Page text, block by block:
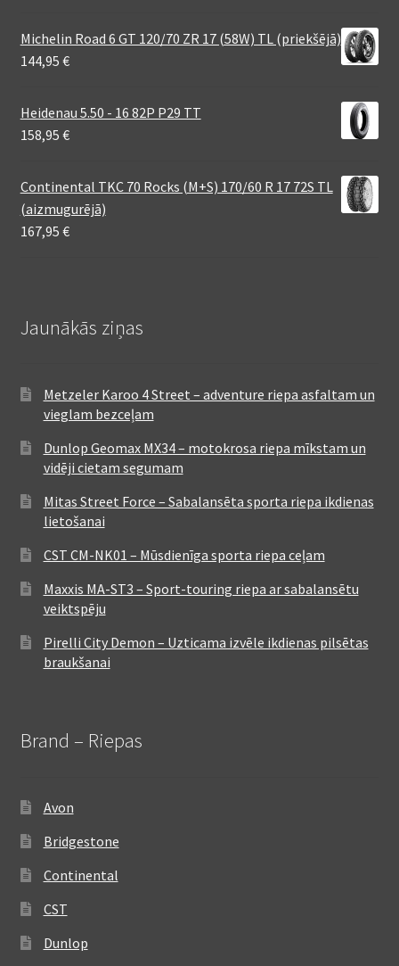
Michelin Road 6 GT 120/70 ZR 17 (58W) TL (priekšējā)
144,95 €
Heidenau 5.50 - 16 82P P29 TT
158,95 €
Continental TKC 70 Rocks (M+S) 170/60 R 17 72S TL
(aizmugurējā)
167,95 €
Jaunākās ziņas
Metzeler Karoo 4 Street – adventure riepa asfaltam un
vieglam bezceļam
Dunlop Geomax MX34 – motokrosa riepa mīkstam un
vidēji cietam segumam
Mitas Street Force – Sabalansēta sporta riepa ikdienas
lietošanai
CST CM-NK01 – Mūsdienīga sporta riepa ceļam
Maxxis MA-ST3 – Sport-touring riepa ar sabalansētu
veiktspēju
Pirelli City Demon – Uzticama izvēle ikdienas pilsētas
braukšanai
Brand – Riepas
Avon
Bridgestone
Continental
CST
Dunlop